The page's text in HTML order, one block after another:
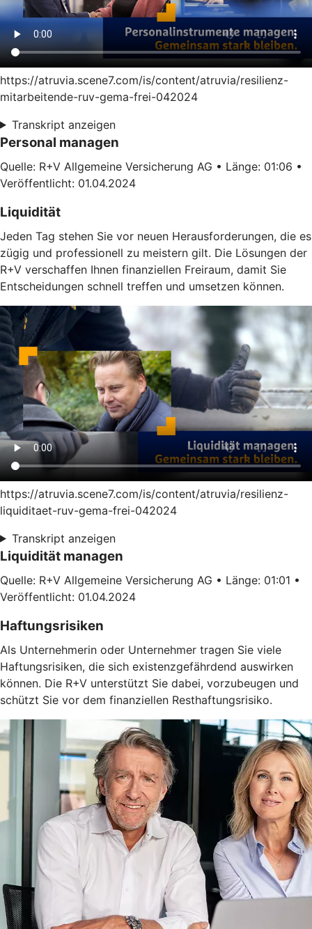
https://atruvia.scene7.com/is/content/atruvia/resilienz-
mitarbeitende-ruv-gema-frei-042024
Transkript anzeigen
Personal managen
Quelle: R+V Allgemeine Versicherung AG • Länge: 01:06 •
Veröffentlicht: 01.04.2024
Liquidität
Jeden Tag stehen Sie vor neuen Herausforderungen, die es
zügig und professionell zu meistern gilt. Die Lösungen der
R+V verschaffen Ihnen finanziellen Freiraum, damit Sie
Entscheidungen schnell treffen und umsetzen können.
https://atruvia.scene7.com/is/content/atruvia/resilienz-
liquiditaet-ruv-gema-frei-042024
Transkript anzeigen
Liquidität managen
Quelle: R+V Allgemeine Versicherung AG • Länge: 01:01 •
Veröffentlicht: 01.04.2024
Haftungsrisiken
Als Unternehmerin oder Unternehmer tragen Sie viele
Haftungsrisiken, die sich existenzgefährdend auswirken
können. Die R+V unterstützt Sie dabei, vorzubeugen und
schützt Sie vor dem finanziellen Resthaftungsrisiko.